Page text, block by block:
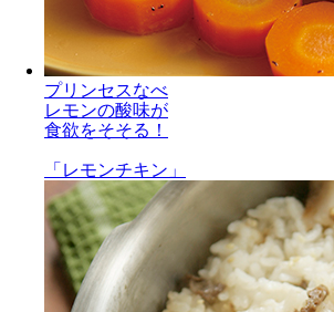
プリンセスなべ
レモンの酸味が
食欲をそそる！
「レモンチキン」